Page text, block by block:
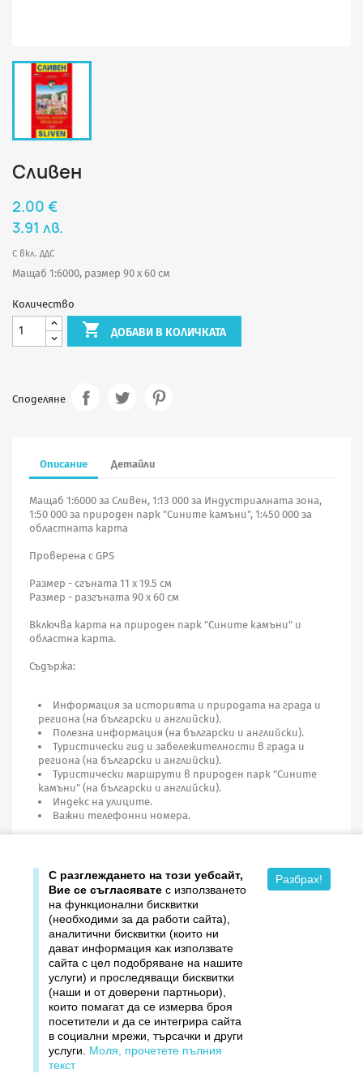
Сливен
2.00 €
3.91 лв.
С вкл. ДДС
Мащаб 1:6000, размер 90 х 60 см
Количество
 ДОБАВИ В КОЛИЧКАТА
Споделяне
Описание Детайли
Мащаб 1:6000 за Сливен, 1:13 000 за Индустриалната зона,
1:50 000 за природен парк "Сините камъни", 1:450 000 за
областната карта
Проверена с GPS
Размер - сгъната 11 х 19.5 см
Размер - разгъната 90 х 60 см
Включва карта на природен парк "Сините камъни" и
областна карта.
Съдържа:
Информация за историята и природата на града и
региона (на български и английски).
Полезна информация (на български и английски).
Туристически гид и забележителности в града и
региона (на български и английски).
Туристически маршрути в природен парк "Сините
камъни" (на български и английски).
Индекс на улиците.
Важни телефонни номера.
Продукти
Издателство ДОМИНО
Вашият профил
С разглеждането на този уебсайт,
Вие се съгласявате с използването
на функционални бисквитки
(необходими за да работи сайта),
аналитични бисквитки (които ни
дават информация как използвате
сайта с цел подобряване на нашите
услуги) и проследяващи бисквитки
(наши и от доверени партньори),
които помагат да се измерва броя
посетители и да се интегрира сайта
в социални мрежи, търсачки и други
услуги.
Моля, прочетете пълния
текст
Разбрах!